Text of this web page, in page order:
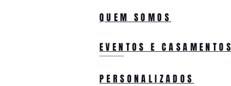
QUEM SOMOS
EVENTOS E CASAMENTOS
PERSONALIZADOS